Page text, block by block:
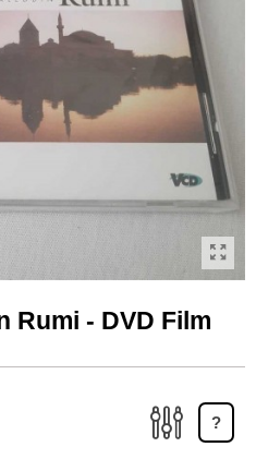
Rumi - DVD Film
?